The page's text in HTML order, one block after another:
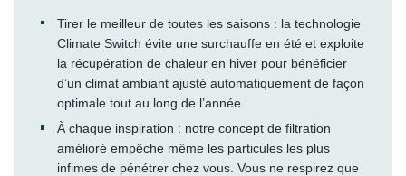
Tirer le meilleur de toutes les saisons : la technologie
Climate Switch évite une surchauffe en été et exploite
la récupération de chaleur en hiver pour bénéficier
d’un climat ambiant ajusté automatiquement de façon
optimale tout au long de l’année.
À chaque inspiration : notre concept de filtration
amélioré empêche même les particules les plus
infimes de pénétrer chez vous. Vous ne respirez que